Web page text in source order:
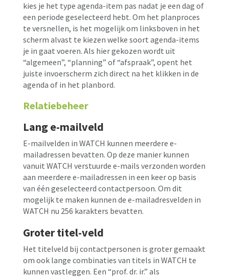
kies je het type agenda-item pas nadat je een dag of
een periode geselecteerd hebt. Om het planproces
te versnellen, is het mogelijk om linksboven in het
scherm alvast te kiezen welke soort agenda-items
je in gaat voeren. Als hier gekozen wordt uit
“algemeen”, “planning” of “afspraak”, opent het
juiste invoerscherm zich direct na het klikken in de
agenda of in het planbord.
Relatiebeheer
Lang e-mailveld
E-mailvelden in WATCH kunnen meerdere e-
mailadressen bevatten. Op deze manier kunnen
vanuit WATCH verstuurde e-mails verzonden worden
aan meerdere e-mailadressen in een keer op basis
van één geselecteerd contactpersoon. Om dit
mogelijk te maken kunnen de e-mailadresvelden in
WATCH nu 256 karakters bevatten.
Groter titel-veld
Het titelveld bij contactpersonen is groter gemaakt
om ook lange combinaties van titels in WATCH te
kunnen vastleggen. Een “prof. dr. ir.” als